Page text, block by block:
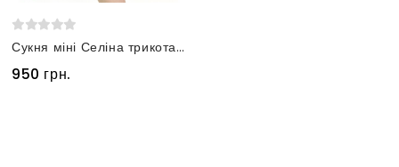
Сукня міні Селіна трикотажна коротка срібна
950 грн.